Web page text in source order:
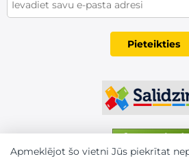
Pieteikties
Apmeklējot šo vietni Jūs piekrītat